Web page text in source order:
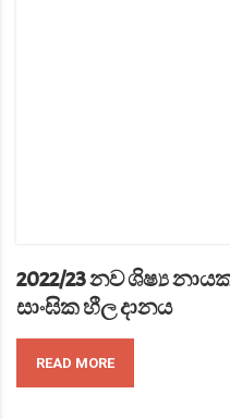
2022/23 නව ශිෂ්‍ය
සාංඝික හීල දානය
READ MORE